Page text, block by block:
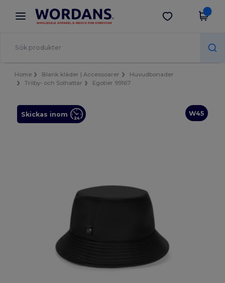
× Wordans-app
Bättre priser i appen!
Hämta app
Home Blank kläder | Accessoarer
Huvudbonader
Trilby- och Solhattar
Egotier 99167
W45
Skickas inom